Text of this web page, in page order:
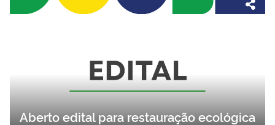
Aberto edital para restauração ecológica